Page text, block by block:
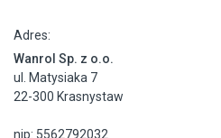
Adres:
Wanrol Sp. z o.o.
ul. Matysiaka 7
22-300 Krasnystaw
nip: 5562792032